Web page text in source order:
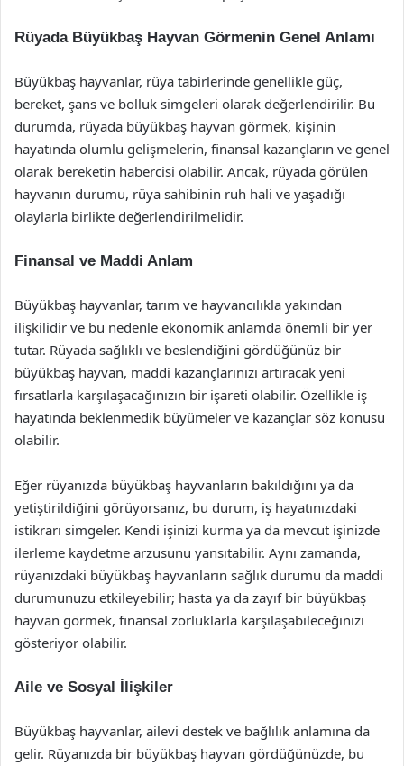
Rüyada Büyükbaş Hayvan Görmenin Genel Anlamı
Büyükbaş hayvanlar, rüya tabirlerinde genellikle güç,
bereket, şans ve bolluk simgeleri olarak değerlendirilir. Bu
durumda, rüyada büyükbaş hayvan görmek, kişinin
hayatında olumlu gelişmelerin, finansal kazançların ve genel
olarak bereketin habercisi olabilir. Ancak, rüyada görülen
hayvanın durumu, rüya sahibinin ruh hali ve yaşadığı
olaylarla birlikte değerlendirilmelidir.
Finansal ve Maddi Anlam
Büyükbaş hayvanlar, tarım ve hayvancılıkla yakından
ilişkilidir ve bu nedenle ekonomik anlamda önemli bir yer
tutar. Rüyada sağlıklı ve beslendiğini gördüğünüz bir
büyükbaş hayvan, maddi kazançlarınızı artıracak yeni
fırsatlarla karşılaşacağınızın bir işareti olabilir. Özellikle iş
hayatında beklenmedik büyümeler ve kazançlar söz konusu
olabilir.
Eğer rüyanızda büyükbaş hayvanların bakıldığını ya da
yetiştirildiğini görüyorsanız, bu durum, iş hayatınızdaki
istikrarı simgeler. Kendi işinizi kurma ya da mevcut işinizde
ilerleme kaydetme arzusunu yansıtabilir. Aynı zamanda,
rüyanızdaki büyükbaş hayvanların sağlık durumu da maddi
durumunuzu etkileyebilir; hasta ya da zayıf bir büyükbaş
hayvan görmek, finansal zorluklarla karşılaşabileceğinizi
gösteriyor olabilir.
Aile ve Sosyal İlişkiler
Büyükbaş hayvanlar, ailevi destek ve bağlılık anlamına da
gelir. Rüyanızda bir büyükbaş hayvan gördüğünüzde, bu